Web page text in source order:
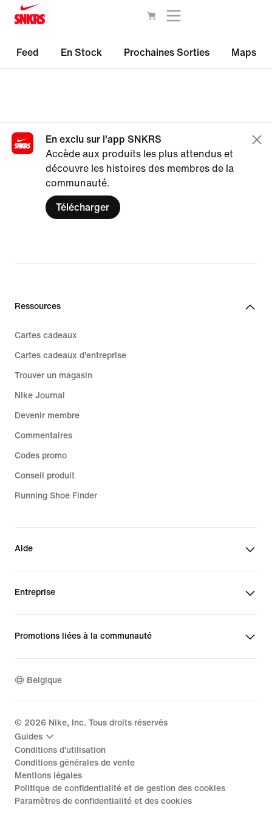
Feed En Stock Prochaines Sorties Maps
En exclu sur l'app SNKRS
Accède aux produits les plus attendus et
découvre les histoires des membres de la
communauté.
Télécharger
Ressources
Cartes cadeaux
Cartes cadeaux d'entreprise
Trouver un magasin
Nike Journal
Devenir membre
Commentaires
Codes promo
Conseil produit
Running Shoe Finder
Aide
Entreprise
Promotions liées à la communauté
Belgique
© 2026 Nike, Inc. Tous droits réservés
Guides
Conditions d'utilisation
Conditions générales de vente
Mentions légales
Politique de confidentialité et de gestion des cookies
Paramètres de confidentialité et des cookies